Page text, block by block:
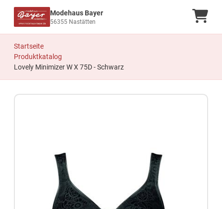
Modehaus Bayer
56355 Nastätten
Startseite
Produktkatalog
Lovely Minimizer W X 75D - Schwarz